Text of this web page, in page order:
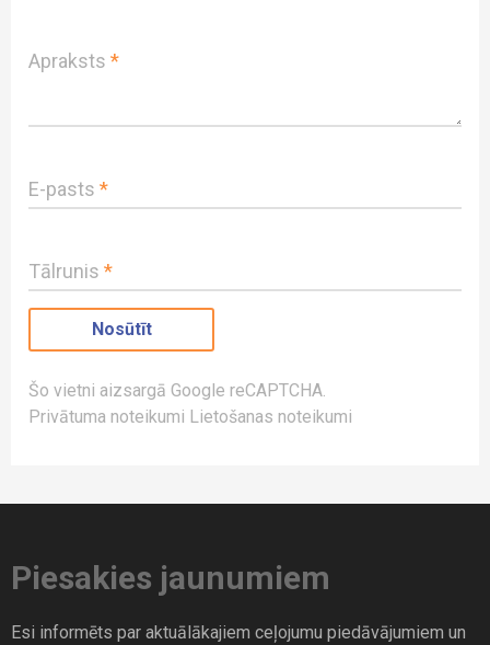
Kostarika
Lielbritānija
Malta
Paragvaja
Polija
Portugāle
Šrilanka
Šveice
Parki
Apraksts *
E-pasts *
Tālrunis *
Šo vietni aizsargā Google reCAPTCHA.
Privātuma noteikumi Lietošanas noteikumi
Piesakies jaunumiem
Esi informēts par aktuālākajiem ceļojumu piedāvājumiem un